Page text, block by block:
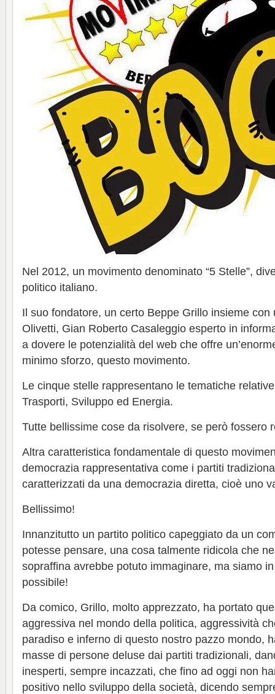
Nel 2012, un movimento denominato “5 Stelle”,
politico italiano.
Il suo fondatore, un certo Beppe Grillo insieme con
Olivetti, Gian Roberto Casaleggio esperto in
a dovere le potenzialità del web che offre
minimo sforzo, questo movimento.
Le cinque stelle rappresentano le tematiche
Trasporti, Sviluppo ed Energia.
Tutte bellissime cose da risolvere, se però fossero
Altra caratteristica fondamentale di questo
democrazia rappresentativa come i partiti
caratterizzati da una democrazia diretta, cioè uno
Bellissimo!
Innanzitutto un partito politico capeggiato da un
potesse pensare, una cosa talmente ridicola che
sopraffina avrebbe potuto immaginare, ma siamo
possibile!
Da comico, Grillo, molto apprezzato, ha portato
aggressiva nel mondo della politica, aggressività
paradiso e inferno di questo nostro pazzo mondo,
masse di persone deluse dai partiti tradizionali,
inesperti, sempre incazzati, che fino ad oggi non
positivo nello sviluppo della società, dicendo